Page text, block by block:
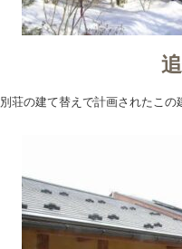
別荘の建て替えで計画されたこ